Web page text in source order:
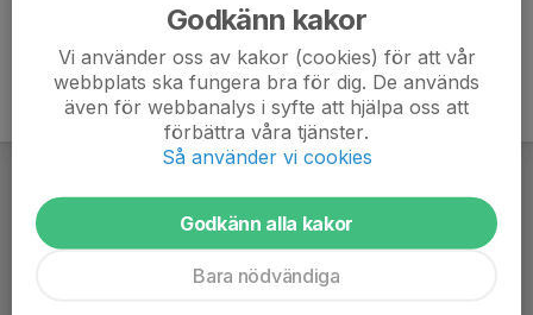
Godkänn kakor
Vi använder oss av kakor (cookies) för att vår
webbplats ska fungera bra för dig. De används
även för webbanalys i syfte att hjälpa oss att
förbättra våra tjänster.
Så använder vi cookies
Godkänn alla kakor
Bara nödvändiga